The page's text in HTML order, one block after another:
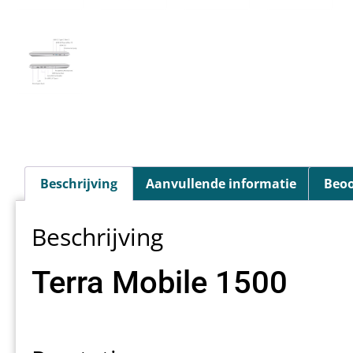
Beschrijving Aanvullende informatie
Beschrijving
Terra Mobile 1500